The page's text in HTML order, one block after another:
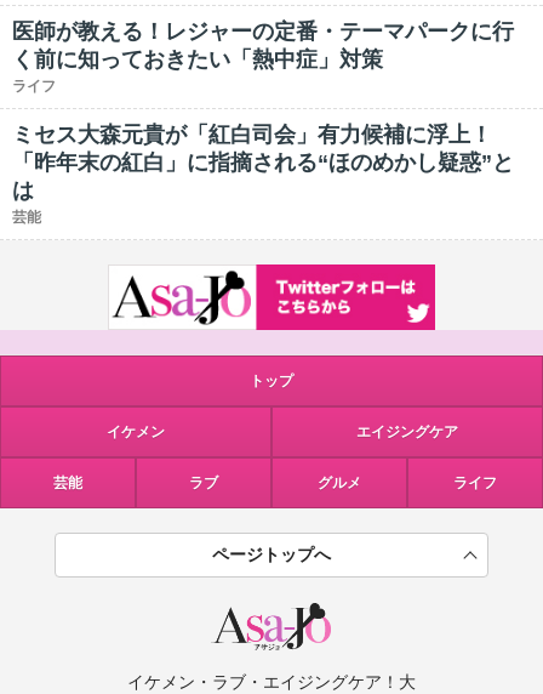
医師が教える！レジャーの定番・テーマパークに行
く前に知っておきたい「熱中症」対策
ライフ
ミセス大森元貴が「紅白司会」有力候補に浮上！
「昨年末の紅白」に指摘される“ほのめかし疑惑”と
は
芸能
トップ
イケメン エイジングケア
芸能 ラブ グルメ ライフ
ページトップへ
イケメン・ラブ・エイジングケア！大